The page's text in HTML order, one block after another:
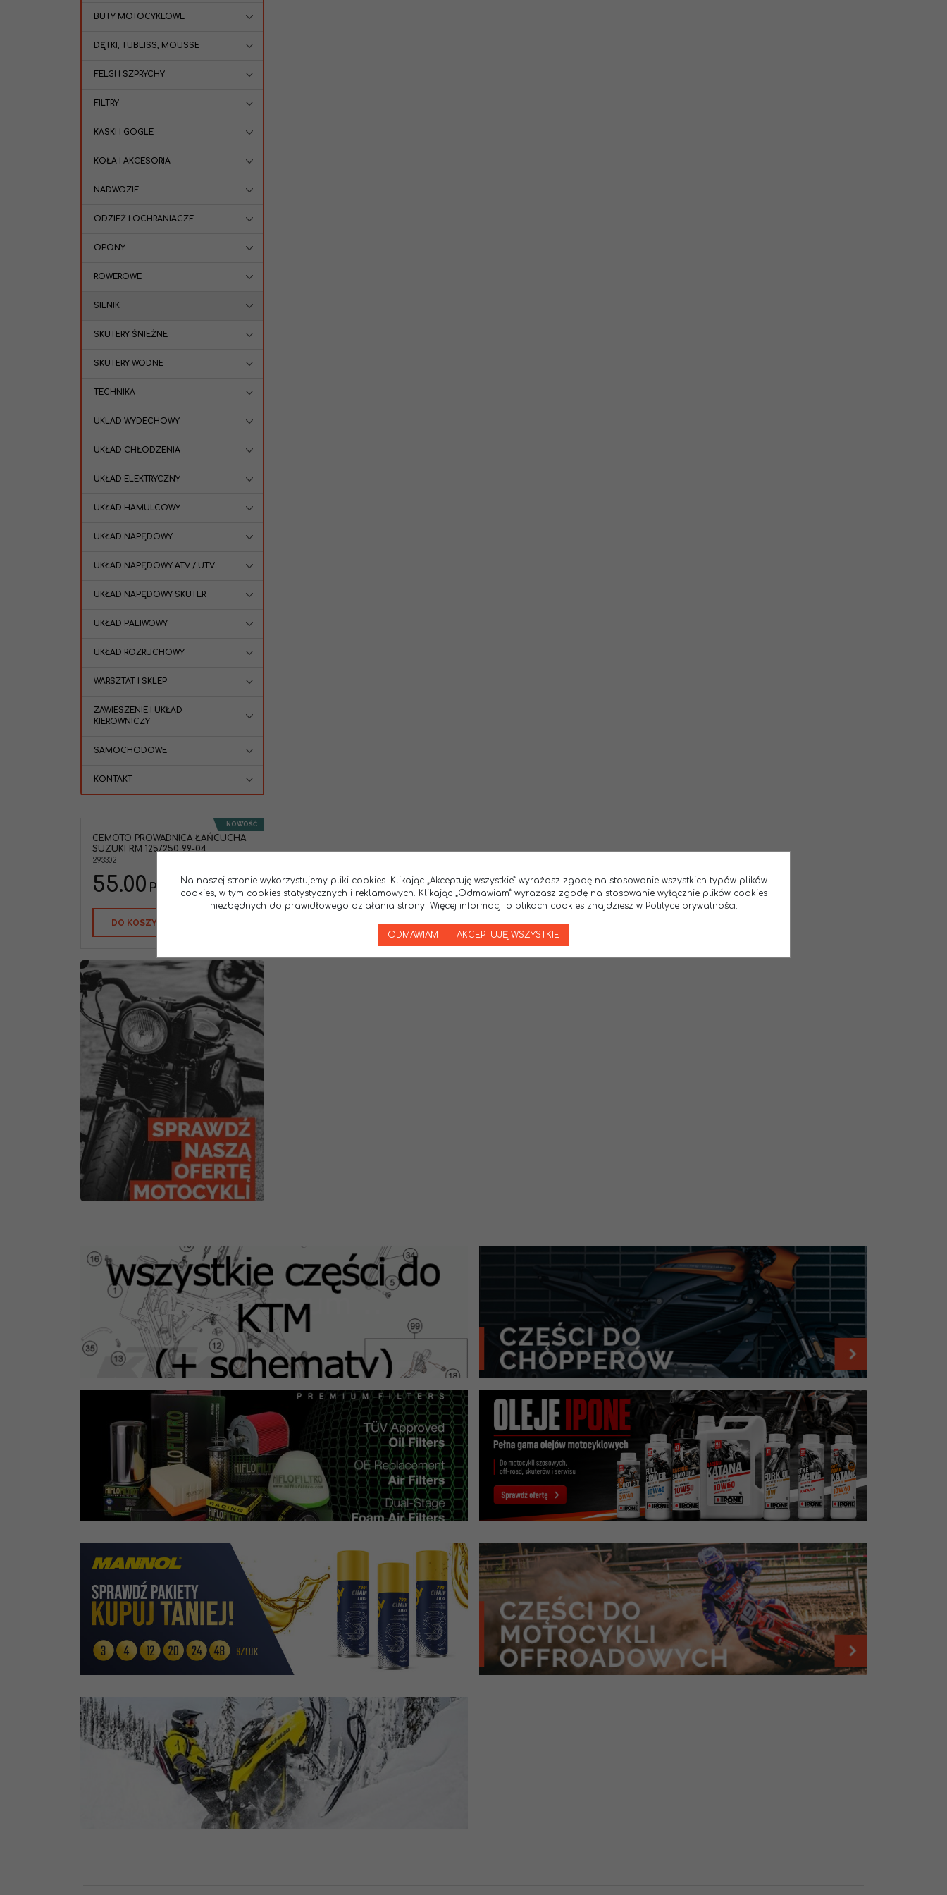
BUTY MOTOCYKLOWE
DĘTKI, TUBLISS, MOUSSE
FELGI I SZPRYCHY
FILTRY
KASKI I GOGLE
KOŁA I AKCESORIA
NADWOZIE
ODZIEŻ I OCHRANIACZE
OPONY
ROWEROWE
SILNIK
SKUTERY ŚNIEŻNE
SKUTERY WODNE
TECHNIKA
UKLAD WYDECHOWY
UKŁAD CHŁODZENIA
UKŁAD ELEKTRYCZNY
UKŁAD HAMULCOWY
UKŁAD NAPĘDOWY
UKŁAD NAPĘDOWY ATV / UTV
UKŁAD NAPĘDOWY SKUTER
UKŁAD PALIWOWY
UKŁAD ROZRUCHOWY
WARSZTAT I SKLEP
ZAWIESZENIE I UKŁAD
KIEROWNICZY
SAMOCHODOWE
KONTAKT
NOWOŚĆ
CEMOTO PROWADNICA ŁAŃCUCHA
SUZUKI RM 125/250 99-04
293302
55.00 PLN
DO KOSZYKA
Na naszej stronie wykorzystujemy pliki cookies. Klikając „Akceptuję wszystkie” wyrażasz zgodę na stosowanie wszystkich typów plików
cookies, w tym cookies statystycznych i reklamowych. Klikając „Odmawiam” wyrażasz zgodę na stosowanie wyłącznie plików cookies
niezbędnych do prawidłowego działania strony. Więcej informacji o plikach cookies znajdziesz w Polityce prywatności.
ODMAWIAM AKCEPTUJĘ WSZYSTKIE